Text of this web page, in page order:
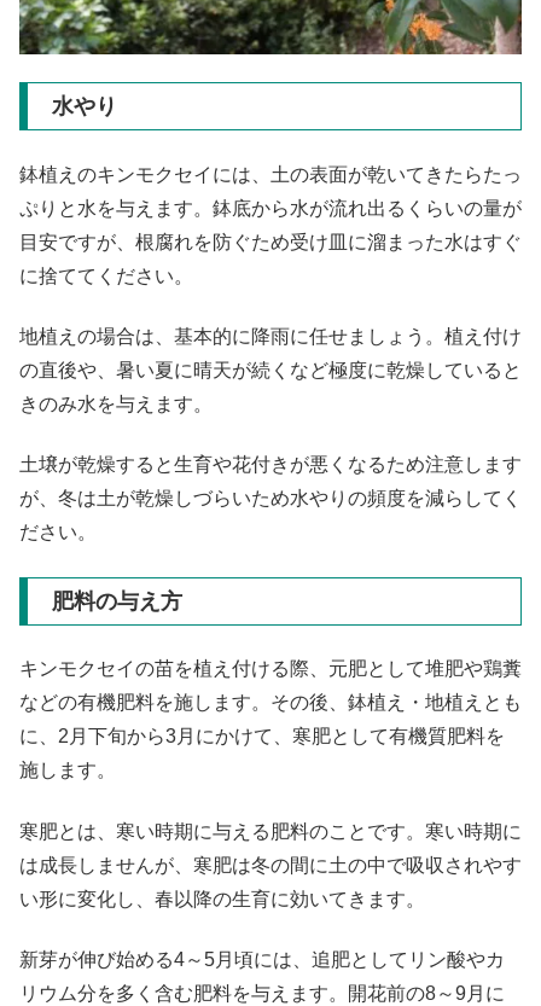
水やり
鉢植えのキンモクセイには、土の表面が乾いてきたらたっ
ぷりと水を与えます。鉢底から水が流れ出るくらいの量が
目安ですが、根腐れを防ぐため受け皿に溜まった水はすぐ
に捨ててください。
地植えの場合は、基本的に降雨に任せましょう。植え付け
の直後や、暑い夏に晴天が続くなど極度に乾燥していると
きのみ水を与えます。
土壌が乾燥すると生育や花付きが悪くなるため注意します
が、冬は土が乾燥しづらいため水やりの頻度を減らしてく
ださい。
肥料の与え方
キンモクセイの苗を植え付ける際、元肥として堆肥や鶏糞
などの有機肥料を施します。その後、鉢植え・地植えとも
に、2月下旬から3月にかけて、寒肥として有機質肥料を
施します。
寒肥とは、寒い時期に与える肥料のことです。寒い時期に
は成長しませんが、寒肥は冬の間に土の中で吸収されやす
い形に変化し、春以降の生育に効いてきます。
新芽が伸び始める4～5月頃には、追肥としてリン酸やカ
リウム分を多く含む肥料を与えます。開花前の8～9月に